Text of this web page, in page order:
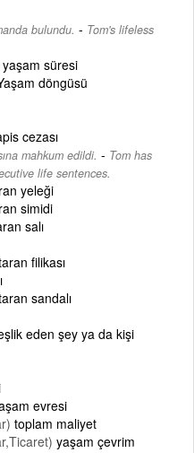
bulundu. - Tom's lifeless
süresi
döngüsü
cezası
mahkum edildi. - Tom has
life sentences.
yeleği
simidi
salı
filikası
sandalı
eden şey ya da kişi
evresi
toplam maliyet
yaşam çevrim